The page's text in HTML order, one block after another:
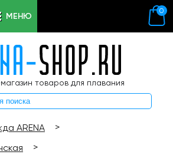
товаров для плавания
0
МЕНЮ
ARENA
>
>